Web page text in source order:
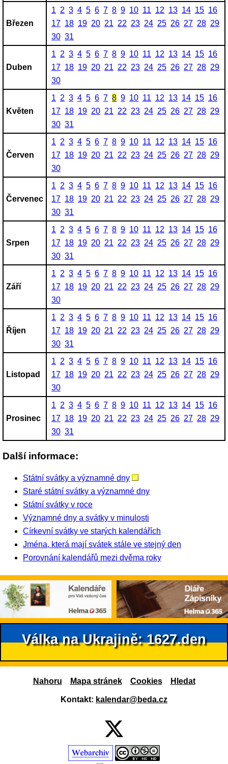
Březen
1 2 3 4 5 6 7 8 9 10 11 12 13 14 15 16
17 18 19 20 21 22 23 24 25 26 27 28 29
30 31
Duben
1 2 3 4 5 6 7 8 9 10 11 12 13 14 15 16
17 18 19 20 21 22 23 24 25 26 27 28 29
30
Květen
1 2 3 4 5 6 7 8 9 10 11 12 13 14 15 16
17 18 19 20 21 22 23 24 25 26 27 28 29
30 31
Červen
1 2 3 4 5 6 7 8 9 10 11 12 13 14 15 16
17 18 19 20 21 22 23 24 25 26 27 28 29
30
Červenec
1 2 3 4 5 6 7 8 9 10 11 12 13 14 15 16
17 18 19 20 21 22 23 24 25 26 27 28 29
30 31
Srpen
1 2 3 4 5 6 7 8 9 10 11 12 13 14 15 16
17 18 19 20 21 22 23 24 25 26 27 28 29
30 31
Září
1 2 3 4 5 6 7 8 9 10 11 12 13 14 15 16
17 18 19 20 21 22 23 24 25 26 27 28 29
30
Říjen
1 2 3 4 5 6 7 8 9 10 11 12 13 14 15 16
17 18 19 20 21 22 23 24 25 26 27 28 29
30 31
Listopad
1 2 3 4 5 6 7 8 9 10 11 12 13 14 15 16
17 18 19 20 21 22 23 24 25 26 27 28 29
30
Prosinec
1 2 3 4 5 6 7 8 9 10 11 12 13 14 15 16
17 18 19 20 21 22 23 24 25 26 27 28 29
30 31
Další informace:
Státní svátky a významné dny
Staré státní svátky a významné dny
Státní svátky v roce
Významné dny a svátky v minulosti
Církevní svátky ve starých kalendářích
Jména, která mají svátek stále ve stejný den
Porovnání kalendářů mezi dvěma roky
Válka na Ukrajině: 1627.den
Nahoru Mapa stránek Cookies Hledat
Kontakt: kalendar@beda.cz